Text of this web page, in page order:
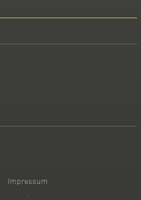
Impressum
·